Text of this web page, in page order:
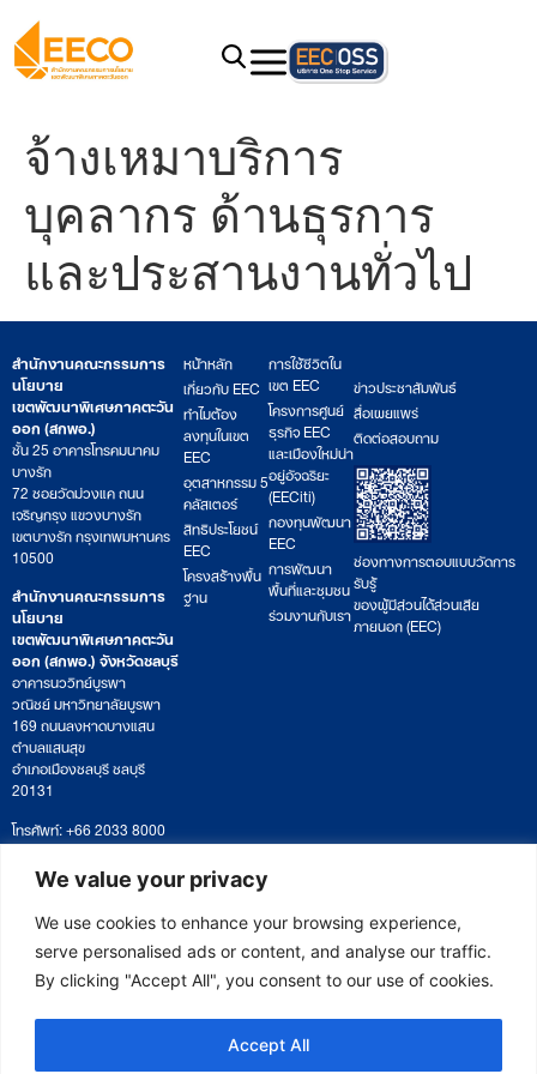
We value your privacy
We use cookies to enhance your browsing experience,
serve personalised ads or content, and analyse our traffic.
By clicking "Accept All", you consent to our use of cookies.
Accept All
จ้างเหมาบริการ
บุคลากร ด้านธุรการ
และประสานงานทั่วไป
สำนักงานคณะกรรมการ
นโยบาย
เขตพัฒนาพิเศษภาคตะวัน
ออก (สกพอ.)
ชั้น 25 อาคารโทรคมนาคม
บางรัก
72 ซอยวัดม่วงแค ถนน
เจริญกรุง แขวงบางรัก
เขตบางรัก กรุงเทพมหานคร
10500
สำนักงานคณะกรรมการ
นโยบาย
เขตพัฒนาพิเศษภาคตะวัน
ออก (สกพอ.) จังหวัดชลบุรี
อาคารนววิทย์บูรพา
วณิชย์ มหาวิทยาลัยบูรพา
169 ถนนลงหาดบางแสน
ตำบลแสนสุข
อำเภอเมืองชลบุรี ชลบุรี
20131
โทรศัพท์: +66 2033 8000
เวลาทำการ: จันทร์ – ศุกร์
09:00 – 17:00 น.
ติดตามหนังสือหรือยื่นเอกสาร
saraban@eeco.or.th
หน้าหลัก
เกี่ยวกับ EEC
ทำไมต้อง
ลงทุนในเขต
EEC
อุตสาหกรรม 5
คลัสเตอร์
สิทธิประโยชน์
EEC
โครงสร้างพื้น
ฐาน
การใช้ชีวิตใน
เขต EEC
โครงการศูนย์
ธุรกิจ EEC
และเมืองใหม่น่า
อยู่อัจฉริยะ
(EECiti)
กองทุนพัฒนา
EEC
การพัฒนา
พื้นที่และชุมชน
ร่วมงานกับเรา
ข่าวประชาสัมพันธ์
สื่อเผยแพร่
ติดต่อสอบถาม
ช่องทางการตอบแบบวัดการ
รับรู้
ของผู้มีส่วนได้ส่วนเสีย
ภายนอก (EEC)
Copyright © 2025 Eastern Economic Corridor Office (EECO)